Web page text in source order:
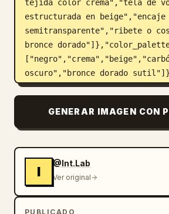
tejida color crema","tela de
estructurada en
semitransparente","ribete o
bronce
oscuro","bronce dorado
{"background":"fondo de
suave y uniforme y sombras
trasera"],"description":"tres
de cuerpo completo de pie que
GENERAR IMAGEN CON
I
@Int.Lab
Ver original
PUBLICADO